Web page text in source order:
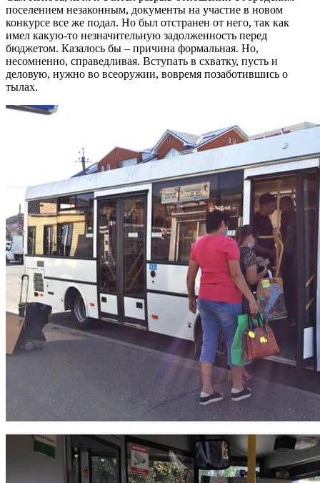
поселением незаконным, документы на участие в новом
конкурсе все же подал. Но был отстранен от него, так как
имел какую-то незначительную задолженность перед
бюджетом. Казалось бы – причина формальная. Но,
несомненно, справедливая. Вступать в схватку, пусть и
деловую, нужно во всеоружии, вовремя позаботившись о
тылах.